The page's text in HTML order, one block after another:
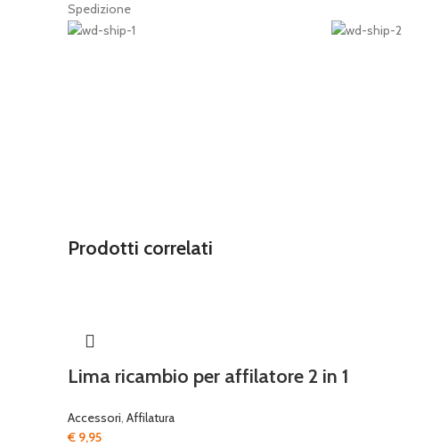
Spedizione
Prodotti correlati
Lima ricambio per affilatore 2 in 1
Accessori, Affilatura
€ 9,95